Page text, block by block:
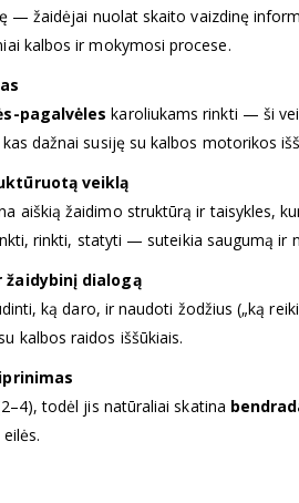
— žaidėjai nuolat skaito vaizdinę
kalbos ir mokymosi procese.
pagalvėles karoliukams rinkti — ši
dažnai susiję su kalbos motorikos
veiklą
aiškią žaidimo struktūrą ir taisykles,
rinkti, statyti — suteikia saugumą ir
žaidybinį dialogą
ką daro, ir naudoti žodžius („ką
kalbos raidos iššūkiais.
todėl jis natūraliai skatina